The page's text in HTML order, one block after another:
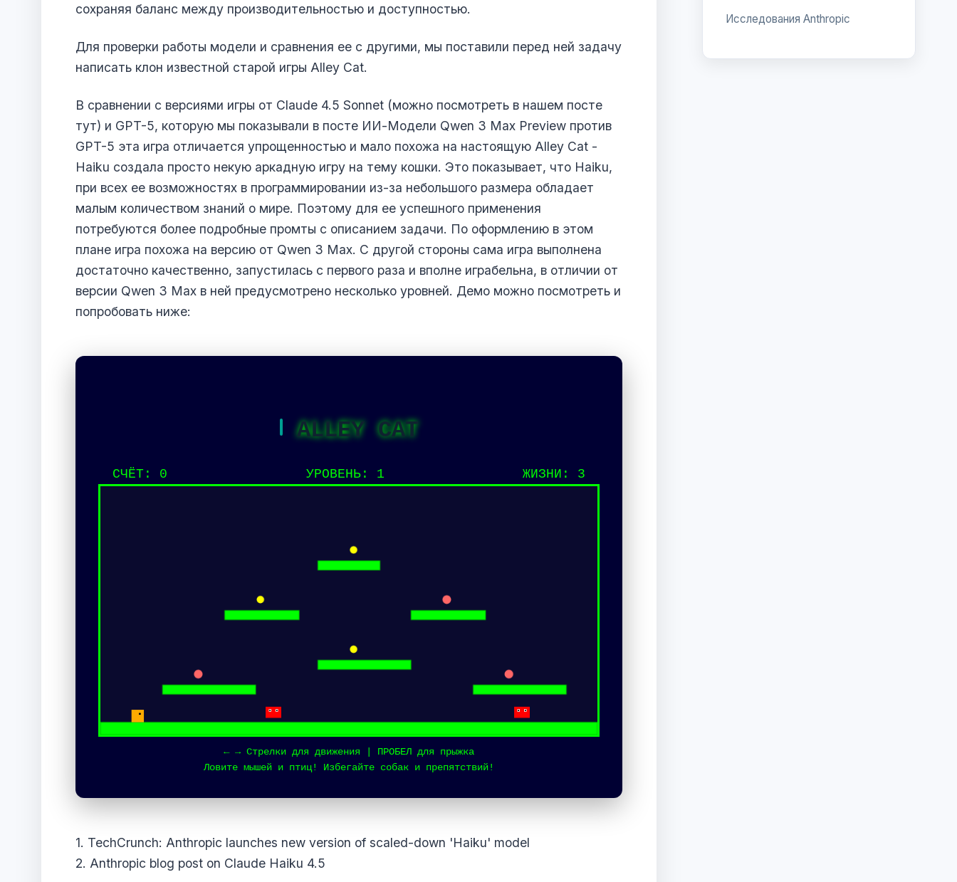
сохраняя баланс между производительностью и доступностью.
Для проверки работы модели и сравнения ее с другими, мы поставили перед ней задачу
написать клон известной старой игры Alley Cat.
В сравнении с версиями игры от Claude 4.5 Sonnet (можно посмотреть в нашем посте
тут) и GPT-5, которую мы показывали в посте ИИ-Модели Qwen 3 Max Preview против
GPT-5 эта игра отличается упрощенностью и мало похожа на настоящую Alley Cat -
Haiku создала просто некую аркадную игру на тему кошки. Это показывает, что Haiku,
при всех ее возможностях в программировании из-за небольшого размера обладает
малым количеством знаний о мире. Поэтому для ее успешного применения
потребуются более подробные промты с описанием задачи. По оформлению в этом
плане игра похожа на версию от Qwen 3 Max. С другой стороны сама игра выполнена
достаточно качественно, запустилась с первого раза и вполне играбельна, в отличии от
версии Qwen 3 Max в ней предусмотрено несколько уровней. Демо можно посмотреть и
попробовать ниже:
ALLEY CAT
СЧЁТ: 0 УРОВЕНЬ: 1 ЖИЗНИ: 3
← → Стрелки для движения | ПРОБЕЛ для прыжка
Ловите мышей и птиц! Избегайте собак и препятствий!
1. TechCrunch: Anthropic launches new version of scaled-down 'Haiku' model
2. Anthropic blog post on Claude Haiku 4.5
Исследования Anthropic